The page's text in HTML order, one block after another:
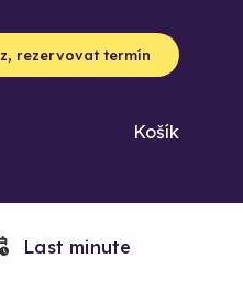
rezervovat termín
Košík
Last minute